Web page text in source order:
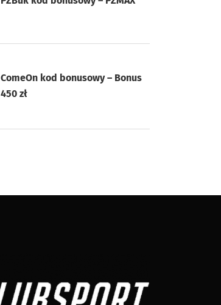
ComeOn kod bonusowy – Bonus
450 zł